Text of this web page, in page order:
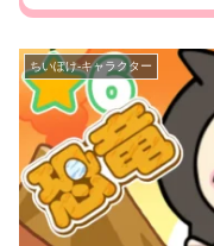
ちいぽけ-キャラクター